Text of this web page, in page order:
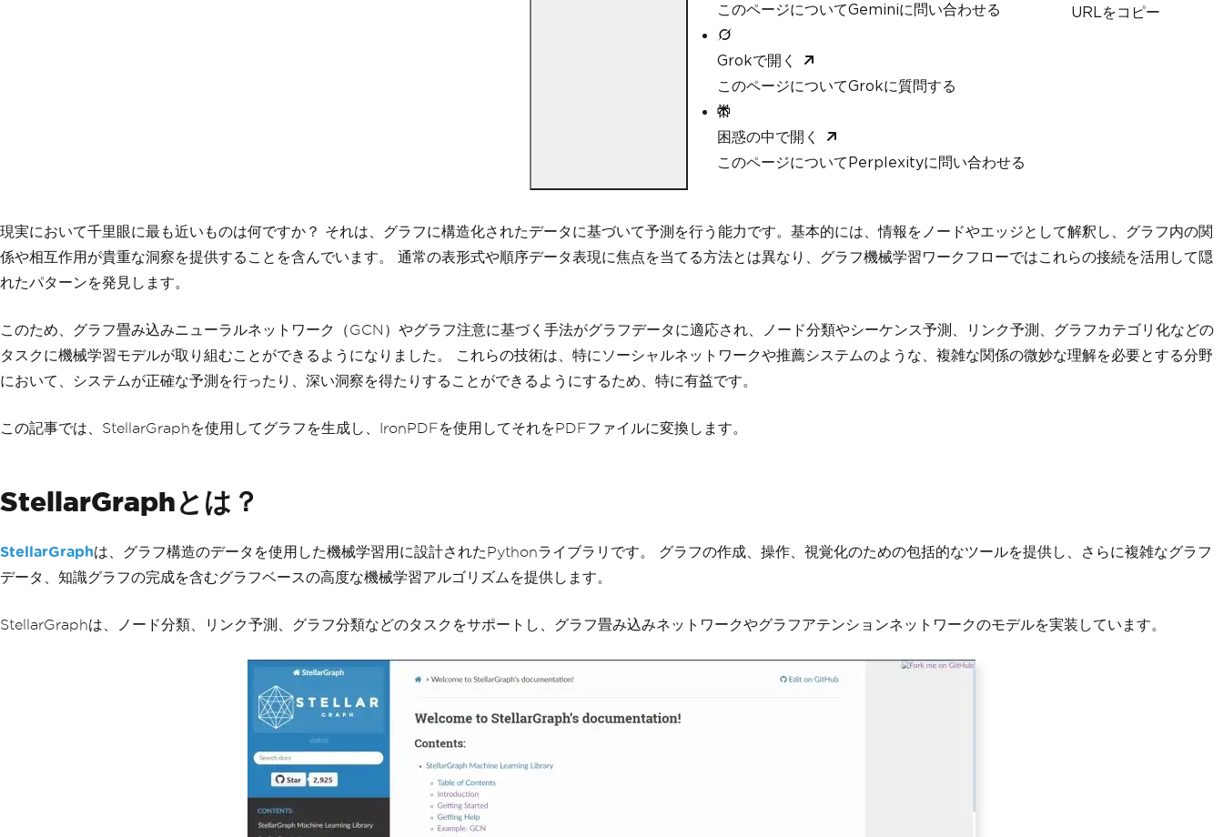
このページについてGeminiに問い合わせる
Grokで開く
このページについてGrokに質問する
困惑の中で開く
このページについてPerplexityに問い合わせる
URLをコピー
現実において千里眼に最も近いものは何ですか？ それは、グラフに構造化されたデータに基づいて予測を行う能力です。基本的には、情報をノードやエッジとして解釈し、グラフ内の関
係や相互作用が貴重な洞察を提供することを含んでいます。 通常の表形式や順序データ表現に焦点を当てる方法とは異なり、グラフ機械学習ワークフローではこれらの接続を活用して隠
れたパターンを発見します。
このため、グラフ畳み込みニューラルネットワーク（GCN）やグラフ注意に基づく手法がグラフデータに適応され、ノード分類やシーケンス予測、リンク予測、グラフカテゴリ化などの
タスクに機械学習モデルが取り組むことができるようになりました。 これらの技術は、特にソーシャルネットワークや推薦システムのような、複雑な関係の微妙な理解を必要とする分野
において、システムが正確な予測を行ったり、深い洞察を得たりすることができるようにするため、特に有益です。
この記事では、StellarGraphを使用してグラフを生成し、IronPDFを使用してそれをPDFファイルに変換します。
StellarGraphとは？
StellarGraphは、グラフ構造のデータを使用した機械学習用に設計されたPythonライブラリです。 グラフの作成、操作、視覚化のための包括的なツールを提供し、さらに複雑なグラフ
データ、知識グラフの完成を含むグラフベースの高度な機械学習アルゴリズムを提供します。
StellarGraphは、ノード分類、リンク予測、グラフ分類などのタスクをサポートし、グラフ畳み込みネットワークやグラフアテンションネットワークのモデルを実装しています。